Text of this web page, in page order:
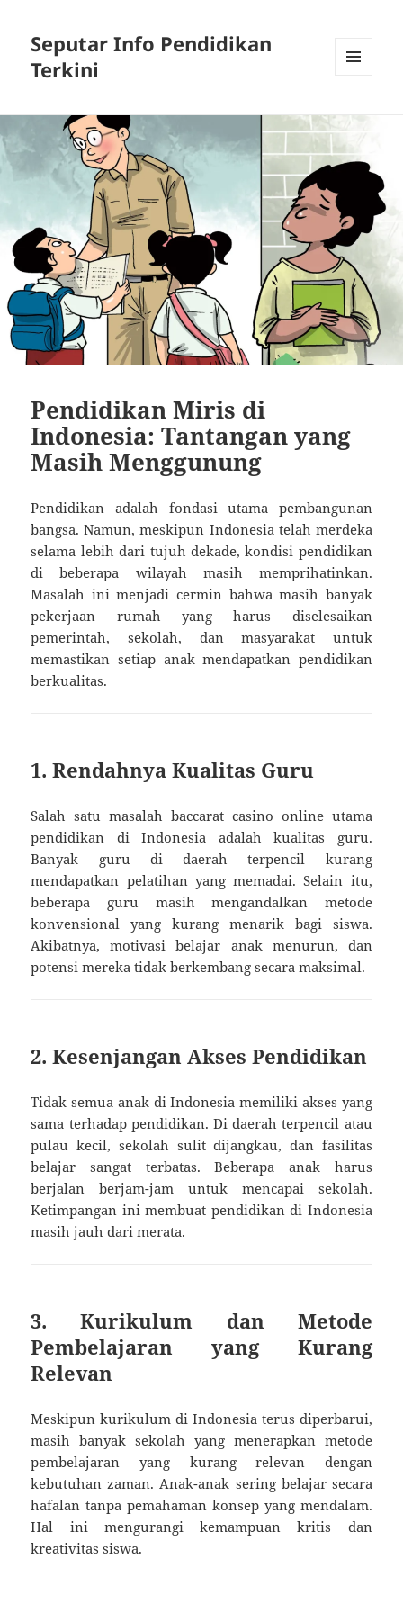
Seputar Info Pendidikan
Terkini
WIDGETS
Pendidikan Miris di
Indonesia: Tantangan yang
Masih Menggunung
Pendidikan adalah fondasi utama pembangunan
bangsa. Namun, meskipun Indonesia telah merdeka
selama lebih dari tujuh dekade, kondisi pendidikan
di beberapa wilayah masih memprihatinkan.
Masalah ini menjadi cermin bahwa masih banyak
pekerjaan rumah yang harus diselesaikan
pemerintah, sekolah, dan masyarakat untuk
memastikan setiap anak mendapatkan pendidikan
berkualitas.
1. Rendahnya Kualitas Guru
Salah satu masalah baccarat casino onlineutama
pendidikan di Indonesia adalah kualitas guru.
Banyak guru di daerah terpencil kurang
mendapatkan pelatihan yang memadai. Selain itu,
beberapa guru masih mengandalkan metode
konvensional yang kurang menarik bagi siswa.
Akibatnya, motivasi belajar anak menurun, dan
potensi mereka tidak berkembang secara maksimal.
2. Kesenjangan Akses Pendidikan
Tidak semua anak di Indonesia memiliki akses yang
sama terhadap pendidikan. Di daerah terpencil atau
pulau kecil, sekolah sulit dijangkau, dan fasilitas
belajar sangat terbatas. Beberapa anak harus
berjalan berjam-jam untuk mencapai sekolah.
Ketimpangan ini membuat pendidikan di Indonesia
masih jauh dari merata.
3. Kurikulum dan Metode
Pembelajaran yang Kurang
Relevan
Meskipun kurikulum di Indonesia terus diperbarui,
masih banyak sekolah yang menerapkan metode
pembelajaran yang kurang relevan dengan
kebutuhan zaman. Anak-anak sering belajar secara
hafalan tanpa pemahaman konsep yang mendalam.
Hal ini mengurangi kemampuan kritis dan
kreativitas siswa.